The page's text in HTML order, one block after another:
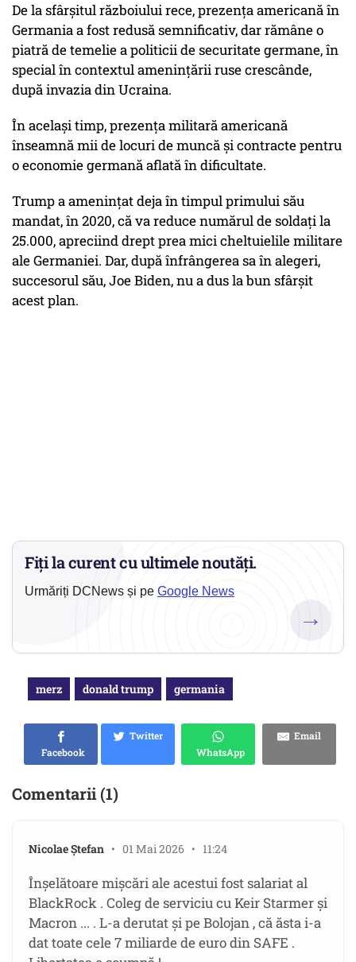
De la sfârşitul războiului rece, prezenţa americană în
Germania a fost redusă semnificativ, dar rămâne o
piatră de temelie a politicii de securitate germane, în
special în contextul ameninţării ruse crescânde,
după invazia din Ucraina.
În acelaşi timp, prezenţa militară americană
înseamnă mii de locuri de muncă şi contracte pentru
o economie germană aflată în dificultate.
Trump a ameninţat deja în timpul primului său
mandat, în 2020, că va reduce numărul de soldaţi la
25.000, apreciind drept prea mici cheltuielile militare
ale Germaniei. Dar, după înfrângerea sa în alegeri,
succesorul său, Joe Biden, nu a dus la bun sfârşit
acest plan.
Fiți la curent cu ultimele noutăți.
Urmăriți DCNews și pe Google News
→
merz donald trump germania
Facebook
Twitter
WhatsApp
Email
Comentarii (1)
Nicolae Ștefan • 01 Mai 2026 • 11:24
Înșelătoare mișcări ale acestui fost salariat al
BlackRock . Coleg de serviciu cu Keir Starmer și
Macron ... . L-a derutat și pe Bolojan , că ăsta i-a
dat toate cele 7 miliarde de euro din SAFE .